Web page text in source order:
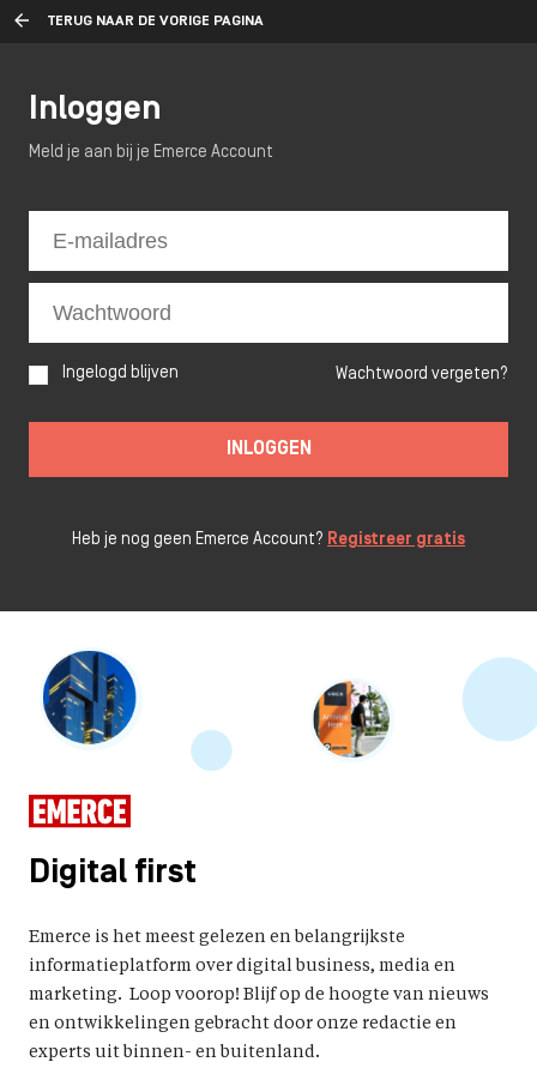
TERUG NAAR DE VORIGE PAGINA
Digital first
Emerce is het meest gelezen en belangrijkste
informatieplatform over digital business, media en
marketing. Loop voorop! Blijf op de hoogte van nieuws
en ontwikkelingen gebracht door onze redactie en
experts uit binnen- en buitenland.
Inloggen
Meld je aan bij je Emerce Account
Ingelogd blijven Wachtwoord vergeten?
INLOGGEN
Heb je nog geen Emerce Account? Registreer gratis